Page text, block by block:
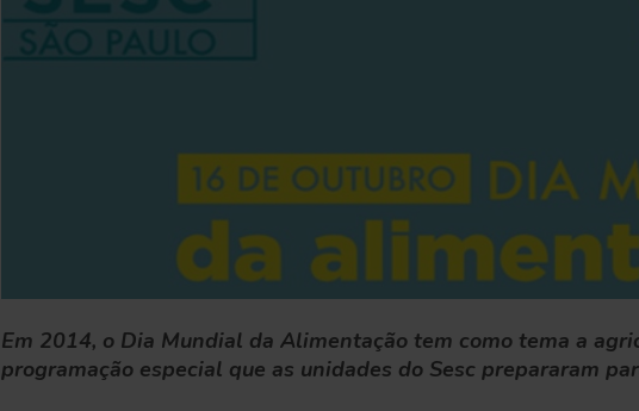
Em 2014, o Dia Mundial da Alimentação tem como tema a
programação especial que as unidades do Sesc prepararam